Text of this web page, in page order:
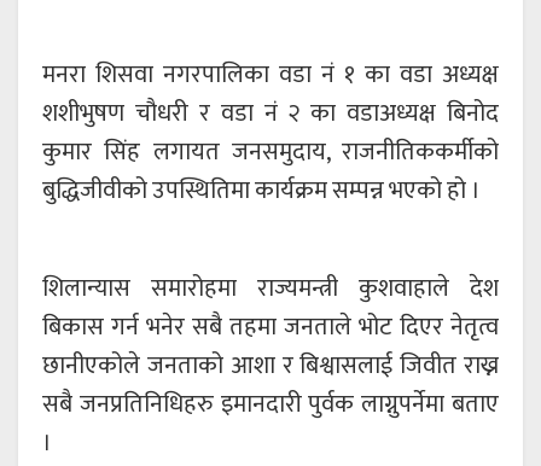
मनरा शिसवा नगरपालिका वडा नं १ का वडा अध्यक्ष
शशीभुषण चौधरी र वडा नं २ का वडाअध्यक्ष बिनोद
कुमार सिंह लगायत जनसमुदाय, राजनीतिककर्मीको
बुद्धिजीवीको उपस्थितिमा कार्यक्रम सम्पन्न भएको हो ।
शिलान्यास समारोहमा राज्यमन्त्री कुशवाहाले देश
बिकास गर्न भनेर सबै तहमा जनताले भोट दिएर नेतृत्व
छानीएकोले जनताको आशा र बिश्वासलाई जिवीत राख्न
सबै जनप्रतिनिधिहरु इमानदारी पुर्वक लाग्नुपर्नेमा बताए
।